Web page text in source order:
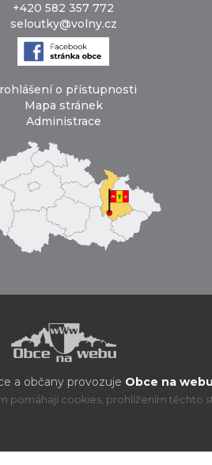
+420 582 357 772
seloutky@volny.cz
o přístupnosti
Mapa stránek
Administrace
a občany provozuje Obce na
pomáhají cookies, prohlížením těchto